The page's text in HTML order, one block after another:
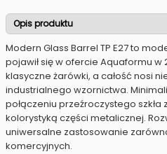
Opis produktu
Modern Glass Barrel TP E27 to
pojawił się w ofercie Aquaformu w
klasyczne żarówki, a całość nosi
industrialnego wzornictwa.
połączeniu przeźroczystego
kolorystyką części metalicznej.
uniwersalne zastosowanie
komercyjnych.